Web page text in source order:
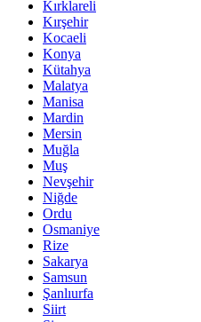
Kırklareli
Kırşehir
Kocaeli
Konya
Kütahya
Malatya
Manisa
Mardin
Mersin
Muğla
Muş
Nevşehir
Niğde
Ordu
Osmaniye
Rize
Sakarya
Samsun
Şanlıurfa
Siirt